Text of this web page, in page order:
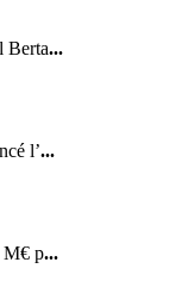
Berta...
l’...
M€ p...